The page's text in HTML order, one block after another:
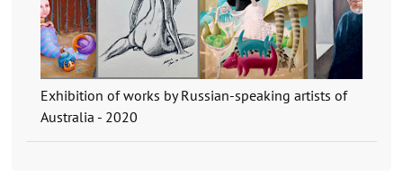
Exhibition of works by Russian-speaking artists of
Australia - 2020